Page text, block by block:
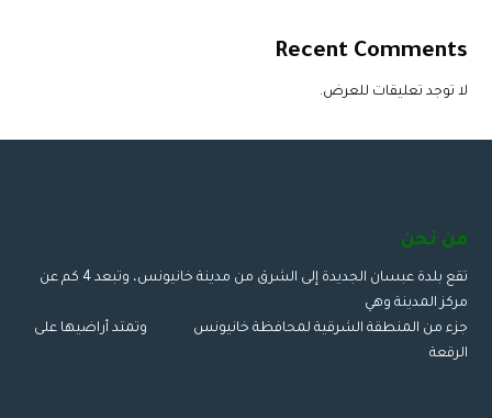
Recent Comments
لا توجد تعليقات للعرض.
من نحن
تقع بلدة عبسان الجديدة إلى الشرق من مدينة خانيونس، وتبعد 4 كم عن
مركز المدينة وهي
جزء من المنطقة الشرقية لمحافظة خانيونس وتمتد أراضيها على
الرقعة